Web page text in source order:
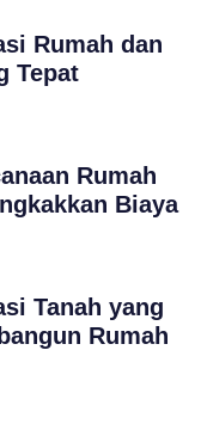
Rumah dan
Tepat
Rumah
Biaya
Tanah yang
Rumah